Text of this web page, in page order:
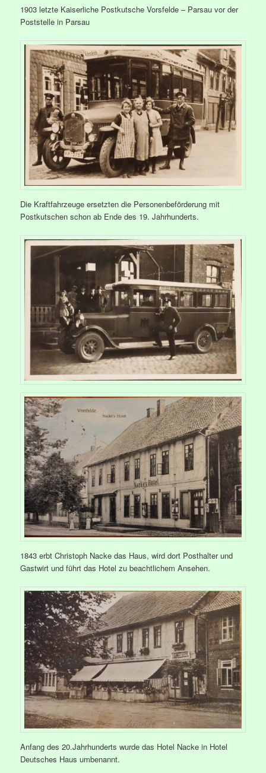
1903 letzte Kaiserliche Postkutsche Vorsfelde – Parsau vor der
Poststelle in Parsau
Die Kraftfahrzeuge ersetzten die Personenbeförderung mit
Postkutschen schon ab Ende des 19. Jahrhunderts.
1843 erbt Christoph Nacke das Haus, wird dort Posthalter und
Gastwirt und führt das Hotel zu beachtlichem Ansehen.
Anfang des 20.Jahrhunderts wurde das Hotel Nacke in Hotel
Deutsches Haus umbenannt.